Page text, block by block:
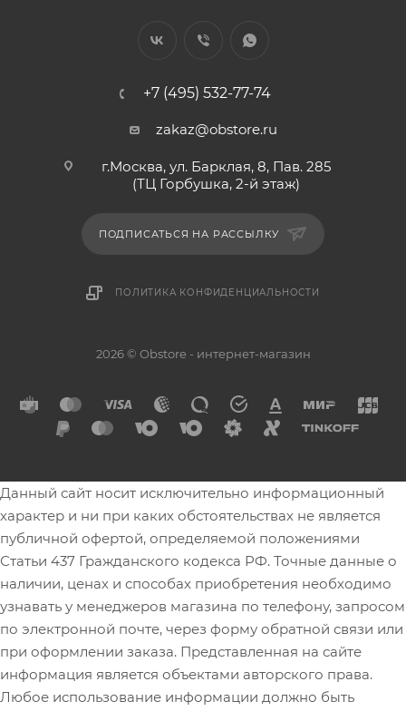
+7 (495) 532-77-74
zakaz@obstore.ru
г.Москва, ул. Барклая, 8, Пав. 285
(ТЦ Горбушка, 2-й этаж)
ПОДПИСАТЬСЯ НА РАССЫЛКУ
ПОЛИТИКА КОНФИДЕНЦИАЛЬНОСТИ
2026 © Obstore - интернет-магазин
Данный сайт носит исключительно информационный
характер и ни при каких обстоятельствах не является
публичной офертой, определяемой положениями
Статьи 437 Гражданского кодекса РФ. Точные данные о
наличии, ценах и способах приобретения необходимо
узнавать у менеджеров магазина по телефону, запросом
по электронной почте, через форму обратной связи или
при оформлении заказа. Представленная на сайте
информация является объектами авторского права.
Любое использование информации должно быть